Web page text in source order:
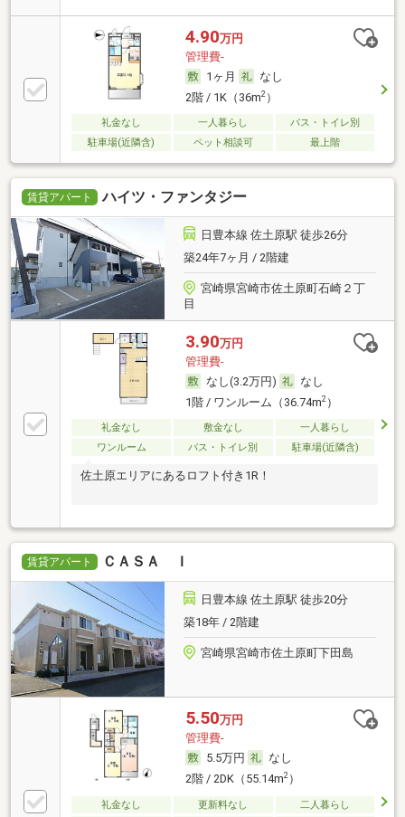
4.90万円
管理費-
1ヶ月
なし
2階 / 1K（36m2）
礼金なし 一人暮らし
バス・トイレ別
駐車場(近隣含)
ペット相談可 最上階
賃貸アパート ハイツ・ファンタジー
日豊本線 佐土原駅 徒歩26分
築24年7ヶ月 / 2階建
宮崎県宮崎市佐土原町石崎２丁
目
3.90万円
管理費-
なし(3.2万円)
なし
1階 / ワンルーム（36.74m2）
礼金なし 敷金なし
一人暮らし
ワンルーム
バス・トイレ別 駐車場(近隣含)
佐土原エリアにあるロフト付き1R！
賃貸アパート ＣＡＳＡ Ｉ
日豊本線 佐土原駅 徒歩20分
築18年 / 2階建
宮崎県宮崎市佐土原町下田島
5.50万円
管理費-
5.5万円
なし
2階 / 2DK（55.14m2）
礼金なし 更新料なし
二人暮らし